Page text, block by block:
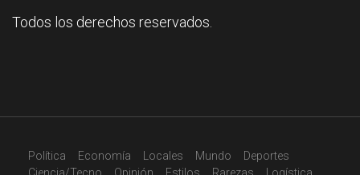
Todos los derechos reservados.
Política Economía Locales Mundo
Deportes